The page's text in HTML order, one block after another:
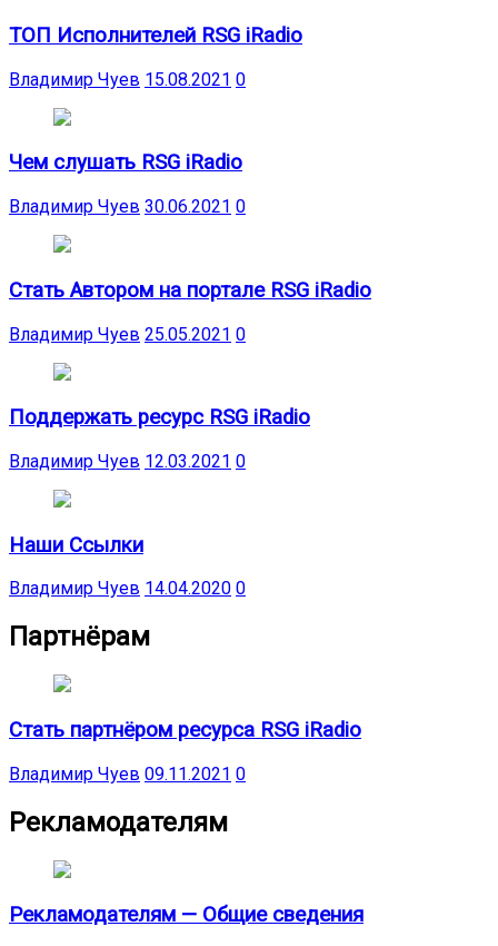
ТОП Исполнителей RSG iRadio
Владимир Чуев 15.08.2021 0
Чем слушать RSG iRadio
Владимир Чуев 30.06.2021 0
Стать Автором на портале RSG iRadio
Владимир Чуев 25.05.2021 0
Поддержать ресурс RSG iRadio
Владимир Чуев 12.03.2021 0
Наши Ссылки
Владимир Чуев 14.04.2020 0
Партнёрам
Стать партнёром ресурса RSG iRadio
Владимир Чуев 09.11.2021 0
Рекламодателям
Рекламодателям — Общие сведения